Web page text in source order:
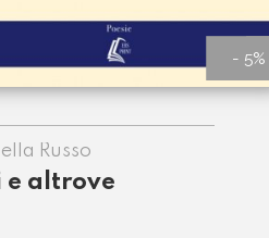
- 5%
e altrove
Russo